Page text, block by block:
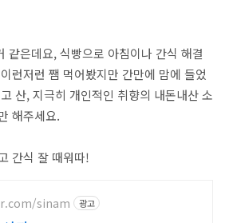
같은데요, 식빵으로 아침이나 간식 해결
런저런 쨈 먹어봤지만 간만에 맘에 들었
산, 지극히 개인적인 취향의 내돈내산 소
해주세요.
간식 잘 때워따!
sinam 광고